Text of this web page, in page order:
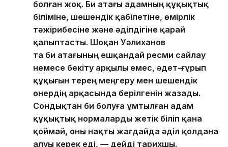
болған жоқ. Би атағы адамның құқықтық
біліміне, шешендік қабілетіне, өмірлік
тәжірибесіне және әділдігіне қарай
қалыптасты. Шоқан Уәлиханов
та би атағының ешқандай ресми сайлау
немесе бекіту арқылы емес, әдет-ғұрып
құқығын терең меңгеру мен шешендік
өнердің арқасында берілгенін жазады.
Сондықтан би болуға ұмтылған адам
құқықтық нормаларды жетік біліп қана
қоймай, оны нақты жағдайда әділ қолдана
алуы керек еді, — дейді тарихшы.